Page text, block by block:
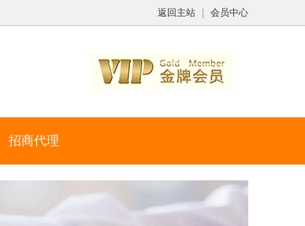
返回主站 会员中心
招商代理